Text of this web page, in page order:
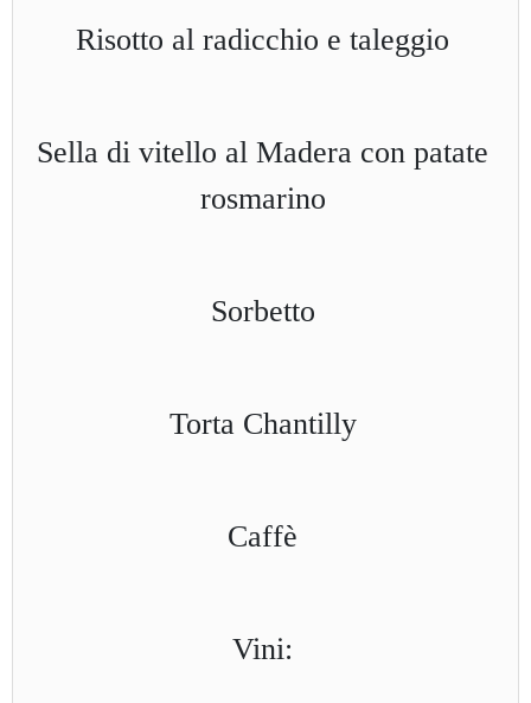
Risotto al radicchio e taleggio
Sella di vitello al Madera con patate
rosmarino
Sorbetto
Torta Chantilly
Caffè
Vini: